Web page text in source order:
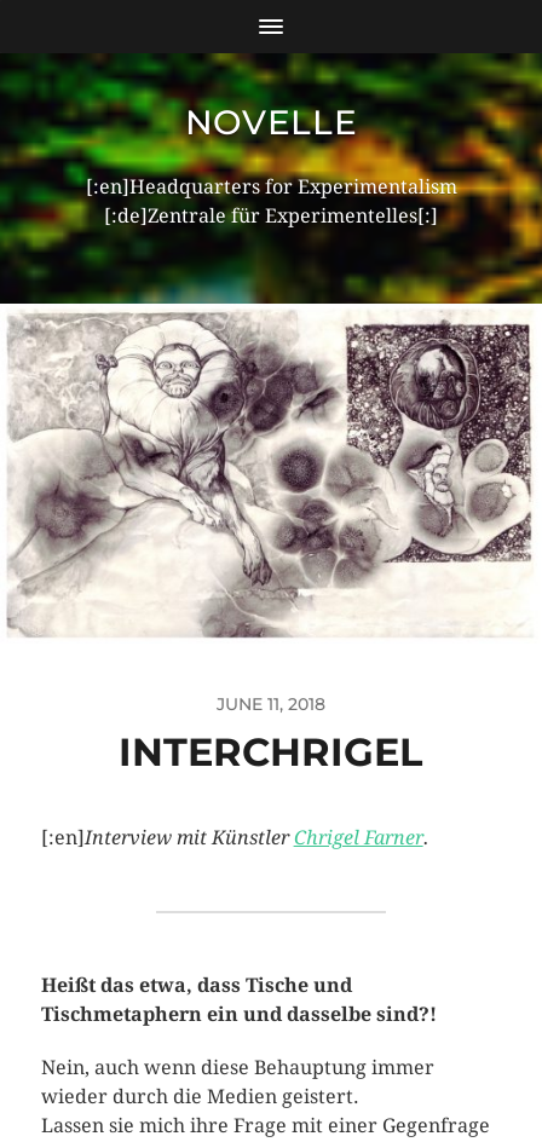
NOVELLE
[:en]Headquarters for Experimentalism
[:de]Zentrale für Experimentelles[:]
JUNE 11, 2018
INTERCHRIGEL
[:en]Interview mit KünstlerChrigel Farner.
Heißt das etwa, dass Tische und
Tischmetaphern ein und dasselbe sind?!
Nein, auch wenn diese Behauptung immer
wieder durch die Medien geistert.
Lassen sie mich ihre Frage mit einer Gegenfrage